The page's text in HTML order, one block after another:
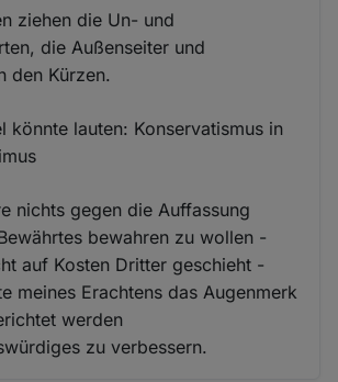
ziehen die Un- und
die Außenseiter und
den Kürzen.
könnte lauten: Konservatismus in
nichts gegen die Auffassung
bewahren zu wollen -
auf Kosten Dritter geschieht -
meines Erachtens das Augenmerk
werden
zu verbessern.